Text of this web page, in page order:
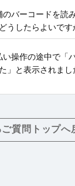
のバーコードを読
うしたらよいです
い操作の途中で「
」と表示されまし
ご質問トップへ